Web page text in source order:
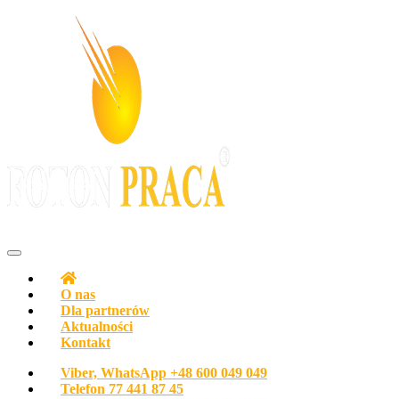
O nas
Dla partnerów
Aktualności
Kontakt
Viber, WhatsApp +48 600 049 049
Telefon 77 441 87 45